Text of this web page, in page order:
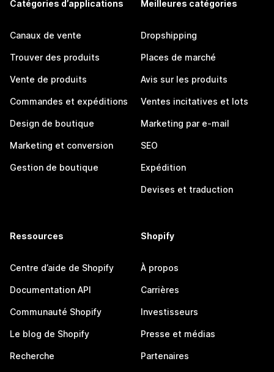
Catégories d’applications
Canaux de vente
Trouver des produits
Vente de produits
Commandes et expéditions
Design de boutique
Marketing et conversion
Gestion de boutique
Meilleures catégories
Dropshipping
Places de marché
Avis sur les produits
Ventes incitatives et lots
Marketing par e-mail
SEO
Expédition
Devises et traduction
Ressources
Centre d’aide de Shopify
Documentation API
Communauté Shopify
Le blog de Shopify
Recherche
Shopify
À propos
Carrières
Investisseurs
Presse et médias
Partenaires